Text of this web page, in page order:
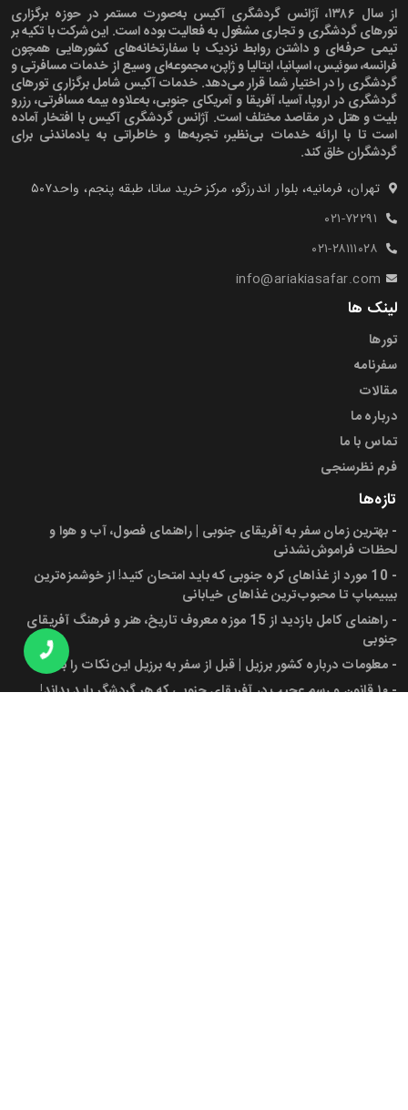
از سال ۱۳۸۶، آژانس گردشگری آکیس به‌صورت مستمر در حوزه برگزاری
تورهای گردشگری و تجاری مشغول به فعالیت بوده است. این شرکت با تکیه بر
تیمی حرفه‌ای و داشتن روابط نزدیک با سفارتخانه‌های کشورهایی همچون
فرانسه، سوئیس، اسپانیا، ایتالیا و ژاپن، مجموعه‌ای وسیع از خدمات مسافرتی و
گردشگری را در اختیار شما قرار می‌دهد. خدمات آکیس شامل برگزاری تورهای
گردشگری در اروپا، آسیا، آفریقا و آمریکای جنوبی، به‌علاوه بیمه مسافرتی، رزرو
بلیت و هتل در مقاصد مختلف است. آژانس گردشگری آکیس با افتخار آماده
است تا با ارائه خدمات بی‌نظیر، تجربه‌ها و خاطراتی به یادماندنی برای
گردشگران خلق کند.
تهران، فرمانیه، بلوار اندرزگو، مرکز خرید سانا، طبقه پنجم، واحد۵۰۷‍
۰۲۱-۷۲۲۹۱
۰۲۱-۲۸۱۱۱۰۲۸
info@ariakiasafar.com
لینک ها
تورها
سفرنامه
مقالات
درباره ما
تماس با ما
فرم نظرسنجی
تازه‌ها
- بهترین زمان سفر به آفریقای جنوبی | راهنمای فصول، آب و هوا و
لحظات فراموش‌نشدنی
-
10 مورد از غذاهای کره جنوبی که باید امتحان کنید! از خوشمزه‌ترین
بیبیمباپ تا محبوب‌ترین غذاهای خیابانی
-
راهنمای کامل بازدید از 15 موزه معروف تاریخ، هنر و فرهنگ آفریقای
جنوبی
- معلومات درباره کشور برزیل | قبل از سفر به برزیل این نکات را بدانید!
-۱۰ قانون و رسم عجیب در آفریقای جنوبی که هر گردشگر باید بداند!